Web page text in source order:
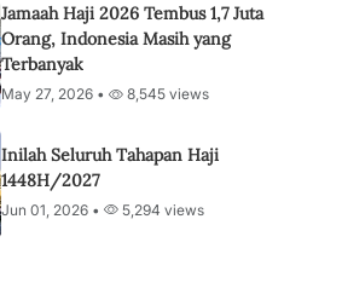
Jamaah Haji 2026 Tembus 1,7 Juta
Orang, Indonesia Masih yang
Terbanyak
May 27, 2026 • 8,545 views
Inilah Seluruh Tahapan Haji
1448H/2027
Jun 01, 2026 • 5,294 views